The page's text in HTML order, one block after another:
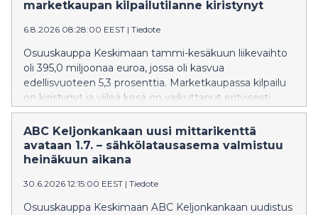
marketkaupan kilpailutilanne kiristynyt
6.8.2026 08:28:00 EEST | Tiedote
Osuuskauppa Keskimaan tammi-kesäkuun liikevaihto
oli 395,0 miljoonaa euroa, jossa oli kasvua
edellisvuoteen 5,3 prosenttia. Marketkaupassa kilpailu
on kiristynyt ja viileä kesä on vaikuttanut erityisesti
mökkipaikkakuntien marketkauppojen myynnin
kehitykseen, kun mökkeilijöitä on ollut tavanomaista
vähemmän liikenteessä.
ABC Keljonkankaan uusi mittarikenttä
avataan 1.7. – sähkölatausasema valmistuu
heinäkuun aikana
30.6.2026 12:15:00 EEST | Tiedote
Osuuskauppa Keskimaan ABC Keljonkankaan uudistus